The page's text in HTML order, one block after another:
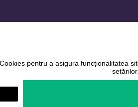
pentru a asigura funcționalitatea